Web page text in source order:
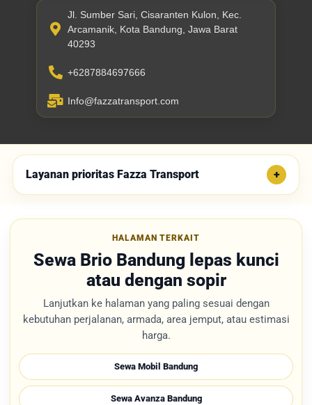
Jl. Sumber Sari, Cisaranten Kulon, Kec.
Arcamanik, Kota Bandung, Jawa Barat
40293
+6287884697666
Info@fazzatransport.com
Layanan prioritas Fazza Transport
HALAMAN TERKAIT
Sewa Brio Bandung lepas kunci
atau dengan sopir
Lanjutkan ke halaman yang paling sesuai dengan
kebutuhan perjalanan, armada, area jemput, atau estimasi
harga.
Sewa Mobil Bandung
Sewa Avanza Bandung